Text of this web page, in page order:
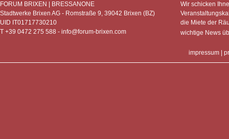
FORUM BRIXEN | BRESSANONE
Stadtwerke Brixen AG - Romstraße 9, 39042 Brixen (BZ)
UID IT01717730210
T +39 0472 275 588 - info@forum-brixen.com
Wir schicken
die Miete der
wichtige News
impressum